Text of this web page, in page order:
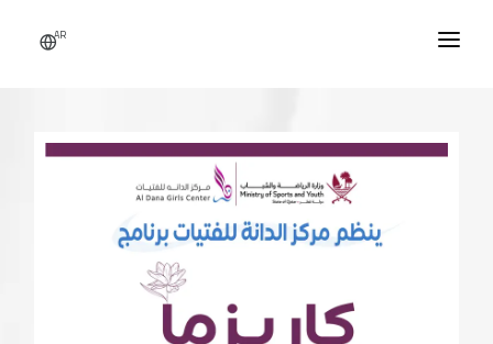
AR
من نحن
النشاطات
اتصل بنا